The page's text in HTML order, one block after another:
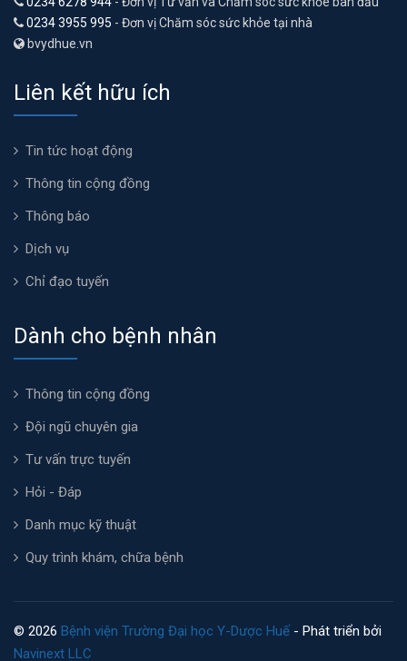
0234 3955 995 - Đơn vị Chăm sóc sức khỏe tại nhà
bvydhue.vn
Liên kết hữu ích
Tin tức hoạt động
Thông tin cộng đồng
Thông báo
Dịch vụ
Chỉ đạo tuyến
Dành cho bệnh nhân
Thông tin cộng đồng
Đội ngũ chuyên gia
Tư vấn trực tuyến
Hỏi - Đáp
Danh mục kỹ thuật
Quy trình khám, chữa bệnh
© 2026 Bệnh viện Trường Đại học Y-Dược Huế - Phát triển bởi
Navinext LLC